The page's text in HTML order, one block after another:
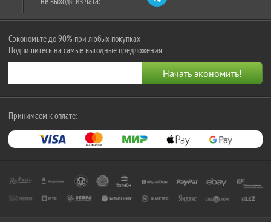
Сэкономьте до 90% при любых покупках
Подпишитесь на самые выгодные предложения
Принимаем к оплате: